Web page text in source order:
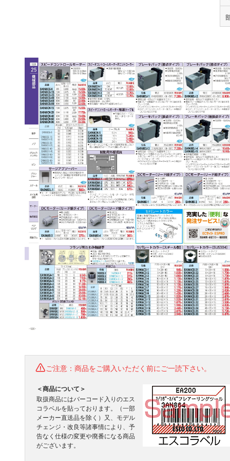
ご注意：商品をご購入いただく前にご一読下さい。
＜商品について＞
取扱商品にはバーコード入りのエス
コラベルを貼っております。（一部
メーカー直送品を除く）又、モデル
チェンジ・改良等諸事情により、予
告なく仕様の変更や廃番になる商品
がございます。